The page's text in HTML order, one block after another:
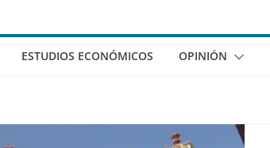
ESTUDIOS ECONÓMICOS OPINIÓN